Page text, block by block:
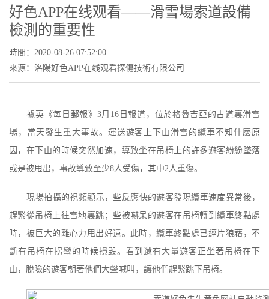
好色APP在线观看——滑雪場索道設備
檢測的重要性
時間：2020-08-26 07:52:00
來源：洛陽好色APP在线观看探傷技術有限公司
據英《每日郵報》 3月 16 日報道，位於格魯吉亞的古道裏滑雪
場，當天發生重大事故。運送遊客上下山滑雪的纜車不知什麽原
因，在下山的時候突然加速，導致坐在吊椅上的許多遊客紛紛墜落
或是被甩出，事故導致至少8人受傷，其中2人重傷。
現場拍攝的視頻顯示，些反應快的遊客發現纜車速度異常後，
趕緊從吊椅上往雪地裏跳；些被嚇呆的遊客在吊椅轉到纜車終點處
時，被巨大的離心力甩出好遠。此時，纜車終點處已經片狼藉，不
斷有吊椅在拐彎的時候損毀。看到還有大量遊客正坐著吊椅在下
山，脫險的遊客朝著他們大聲喊叫，讓他們趕緊跳下吊椅。